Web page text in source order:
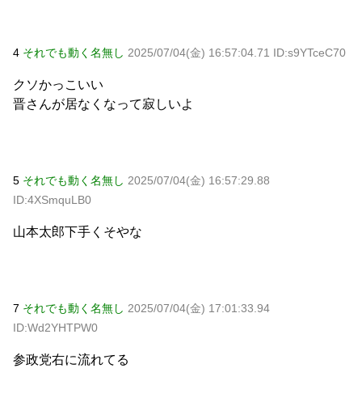
4 それでも動く名無し 2025/07/04(金) 16:57:04.71 ID:s9YTceC70
クソかっこいい
晋さんが居なくなって寂しいよ
5 それでも動く名無し 2025/07/04(金) 16:57:29.88
ID:4XSmquLB0
山本太郎下手くそやな
7 それでも動く名無し 2025/07/04(金) 17:01:33.94
ID:Wd2YHTPW0
参政党右に流れてる